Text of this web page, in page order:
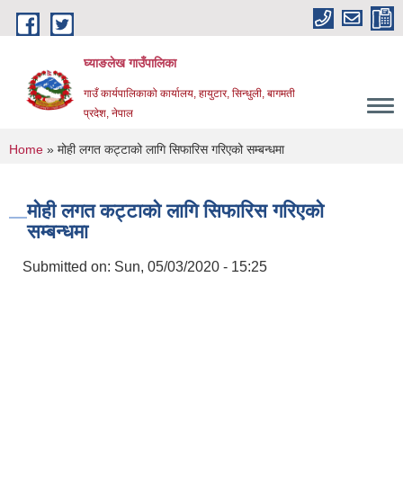
Skip to main content
घ्याङलेख गाउँपालिका
गाउँ कार्यपालिकाको कार्यालय, हायुटार, सिन्धुली, बागमती
प्रदेश, नेपाल
You are here
Home » मोही लगत कट्टाको लागि सिफारिस गरिएको सम्बन्धमा
मोही लगत कट्टाको लागि सिफारिस गरिएको
सम्बन्धमा
Submitted on: Sun, 05/03/2020 - 15:25